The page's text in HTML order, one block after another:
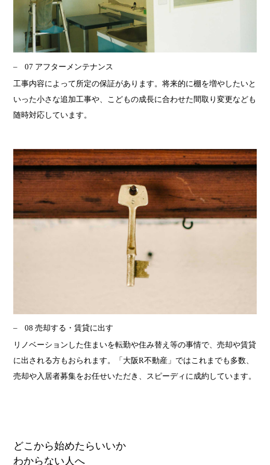
07 アフターメンテナンス
工事内容によって所定の保証があります。将来的に棚を増やしたいと
いった小さな追加工事や、こどもの成長に合わせた間取り変更なども
随時対応しています。
08 売却する・賃貸に出す
リノベーションした住まいを転勤や住み替え等の事情で、売却や賃貸
に出される方もおられます。「大阪R不動産」ではこれまでも多数、
売却や入居者募集をお任せいただき、スピーディに成約しています。
どこから始めたらいいか
わからない人へ